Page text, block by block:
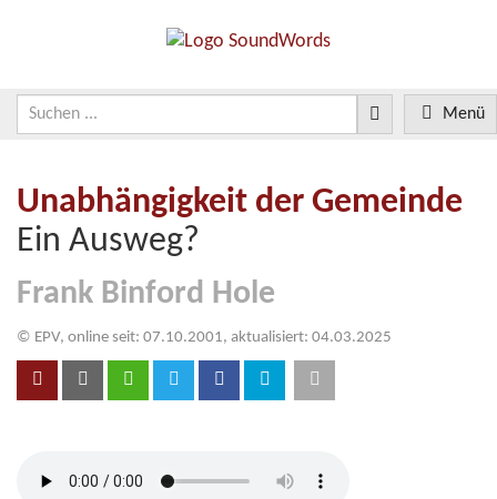
Menü
Unabhängigkeit der Gemeinde
Ein Ausweg?
Frank Binford Hole
© EPV, online seit: 07.10.2001, aktualisiert: 04.03.2025